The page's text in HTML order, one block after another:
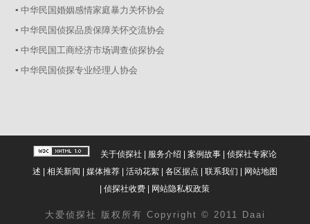
▪ 中华民国婚姻感情家庭暴力关怀协会
▪ 中华民国侦探品质保障关怀交流协会
▪ 中华民国工商经济市场调查侦探协会
▪ 中华民国侦探专业经理人协会
关于侦探社 服务介绍 案例故事| 侦探社专家论
述
相关新闻 媒体推荐| 活动花絮| 各区据点 联系我们
网站地图
|侦探社收费 网站隐私权政策
大爱 侦探社
版权所有 Copyright © 2011 Daai